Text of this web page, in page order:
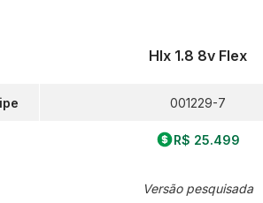
Hlx 1.8 8v Flex
001229-7
R$ 25.499
Versão pesquisada